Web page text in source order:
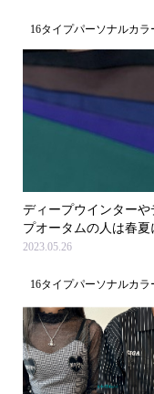
16タイプパーソナルカラ
ディープウインターや
プオータムの人は春夏
2023.05.26
16タイプパーソナルカラ